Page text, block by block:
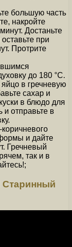
большую часть
накройте
Достаньте
при
Протрите
до 180 °C.
в гречневую
сахар и
в блюдо для
и отправьте в
и дайте
Гречневый
так и в
Старинный